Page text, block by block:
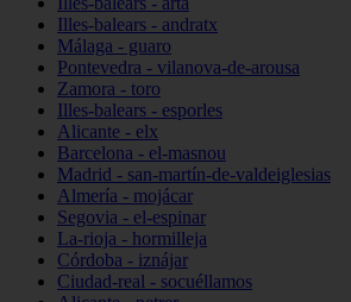
Illes-balears - andratx
Málaga - guaro
Pontevedra - vilanova-de-arousa
Zamora - toro
Illes-balears - esporles
Alicante - elx
Barcelona - el-masnou
Madrid - san-martín-de-valdeiglesias
Almería - mojácar
Segovia - el-espinar
La-rioja - hormilleja
Córdoba - iznájar
Ciudad-real - socuéllamos